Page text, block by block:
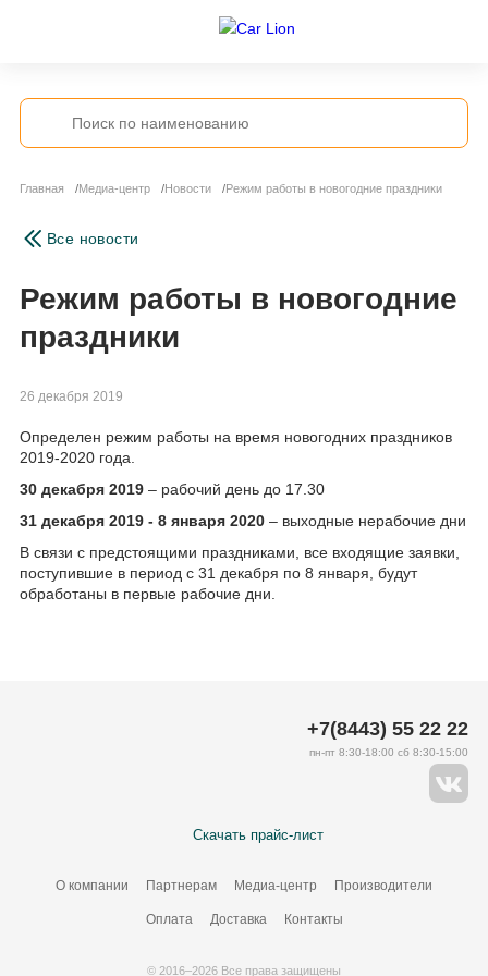
Главная Медиа-центр Новости Режим работы в новогодние праздники
Все новости
Режим работы в новогодние
праздники
26 декабря 2019
Определен режим работы на время новогодних праздников
2019-2020 года.
30 декабря 2019– рабочий день до 17.30
31 декабря 2019 - 8 января 2020– выходные нерабочие дни
В связи с предстоящими праздниками, все входящие заявки,
поступившие в период с 31 декабря по 8 января, будут
обработаны в первые рабочие дни.
Скачать прайс-лист
О компании Партнерам Медиа-центр Производители
Оплата Доставка Контакты
+7(8443) 55 22 22
пн-пт 8:30-18:00 сб 8:30-15:00
© 2016–2026 Все права защищены